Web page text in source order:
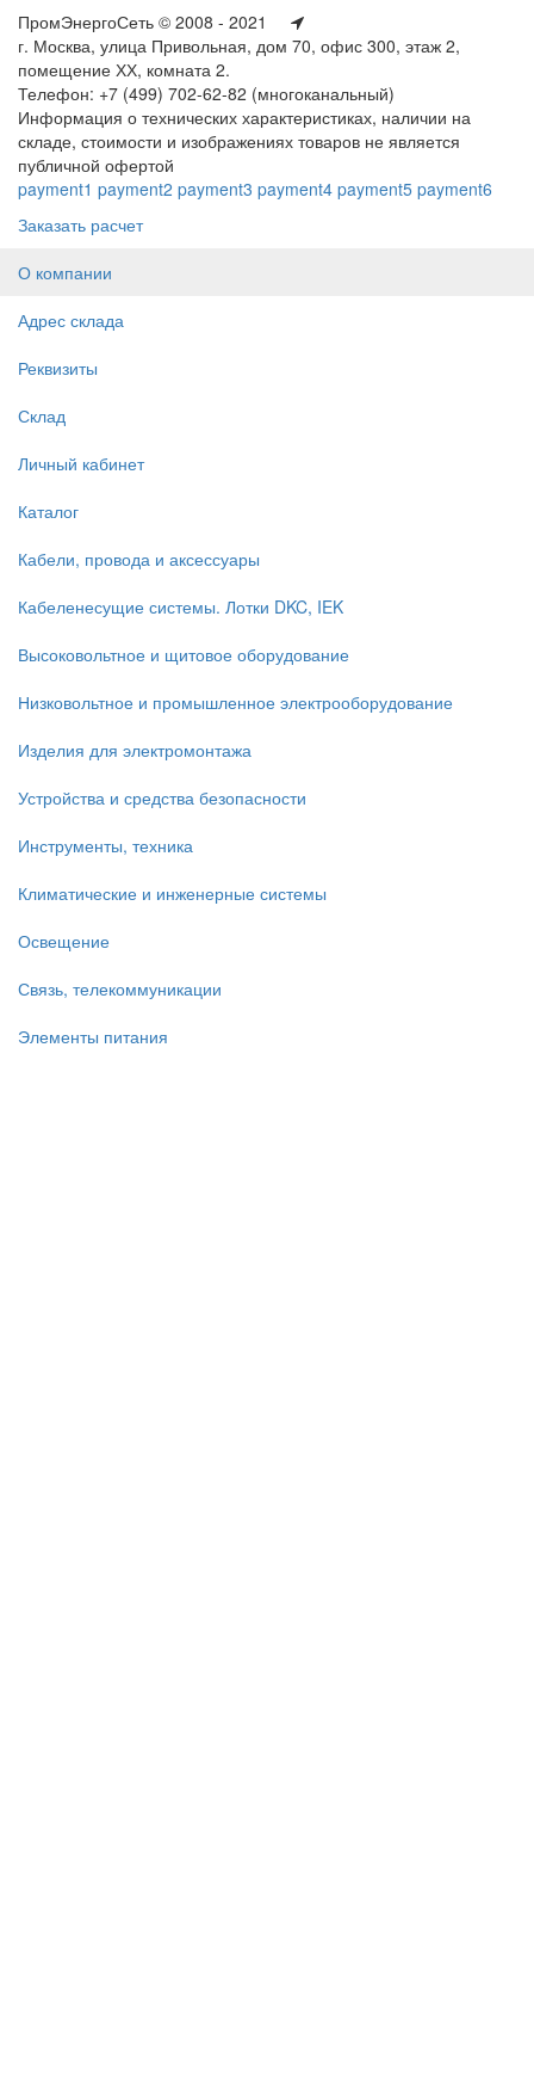
ПромЭнергоСеть © 2008 - 2021
г. Москва, улица Привольная, дом 70, офис 300, этаж 2,
помещение ХХ, комната 2.
Телефон: +7 (499) 702-62-82 (многоканальный)
Информация о технических характеристиках, наличии на
складе, стоимости и изображениях товаров не является
публичной офертой
payment1 payment2 payment3 payment4 payment5 payment6
Заказать расчет
О компании
Адрес склада
Реквизиты
Склад
Личный кабинет
Каталог
Кабели, провода и аксессуары
Кабеленесущие системы. Лотки DKC, IEK
Высоковольтное и щитовое оборудование
Низковольтное и промышленное электрооборудование
Изделия для электромонтажа
Устройства и средства безопасности
Инструменты, техника
Климатические и инженерные системы
Освещение
Связь, телекоммуникации
Элементы питания